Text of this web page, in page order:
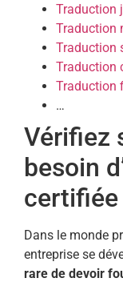
Traduction
Traduction
Traduction
Traduction
Traduction
…
Vérifiez
besoin
certifiée
Dans le monde
entreprise se
rare de devoir